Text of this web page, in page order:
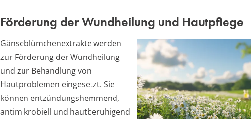
Förderung der Wundheilung und Hautpflege
Gänseblümchenextrakte werden
zur Förderung der Wundheilung
und zur Behandlung von
Hautproblemen eingesetzt. Sie
können entzündungshemmend,
antimikrobiell und hautberuhigend